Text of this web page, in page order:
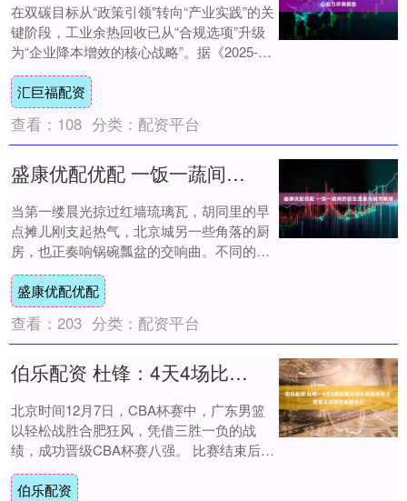
在双碳目标从“政策引领”转向“产业实践”的关
键阶段，工业余热回收已从“合规选项”升级
为“企业降本增效的核心战略”。据《2025-
2030年中国工业余热回收利用行....
汇巨福配资
查看： 108 分类： 配资平台
盛康优配优配 一饭一蔬间的民生温度与城市新景
当第一缕晨光掠过红墙琉璃瓦，胡同里的早
点摊儿刚支起热气，北京城另一些角落的厨
房，也正奏响锅碗瓢盆的交响曲。不同的
是，这些厨房的香气，不再仅仅属于高墙深
院之内，而....
盛康优配优配
查看： 203 分类： 配资平台
伯乐配资 杜锋：4天4场比赛对球队体能考验大 希望王洪泽能超越自己
北京时间12月7日，CBA杯赛中，广东男篮
以轻松战胜合肥狂风，凭借三胜一负的战
绩，成功晋级CBA杯赛八强。 比赛结束后，
广东男篮的主教练杜锋出席了新闻发布会，
分....
伯乐配资